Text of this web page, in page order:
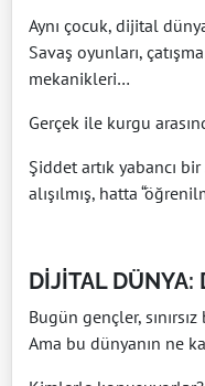
Aynı çocuk, dijital
Savaş oyunları,
mekanikleri…
Gerçek ile kurgu
Şiddet artık yabancı
alışılmış, hatta
DİJİTAL DÜNYA:
Bugün gençler,
Ama bu dünyanın ne